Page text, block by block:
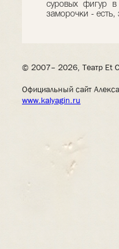
суровых фигур в
заморочки - есть,
© 2007– 2026, Театр Et
Официальный сайт
www.kalyagin.ru